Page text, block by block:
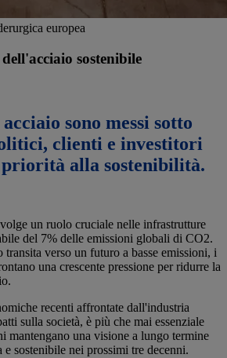
europea
sostenibile
sono messi sotto
clienti e investitori
alla sostenibilità.
un ruolo cruciale nelle infrastrutture
del 7% delle emissioni globali di CO2.
verso un futuro a basse emissioni, i
una crescente pressione per ridurre la
recenti affrontate dall'industria
sulla società, è più che mai essenziale
mantengano una visione a lungo termine
e sostenibile nei prossimi tre decenni.